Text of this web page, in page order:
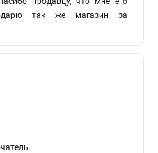
так же магазин за